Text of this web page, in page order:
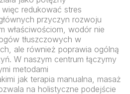
redukować stres
przyczyn rozwoju
właściwościom, wodór nie
tłuszczowych w
ale również poprawia ogólną
W naszym centrum łączymy
metodami
jak terapia manualna, masaż
na holistyczne podejście